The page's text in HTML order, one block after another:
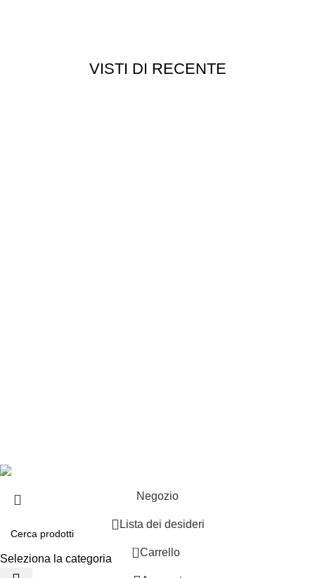
VISTI DI RECENTE
Seleziona la categoria
Negozio
Lista dei desideri
0 Carrello